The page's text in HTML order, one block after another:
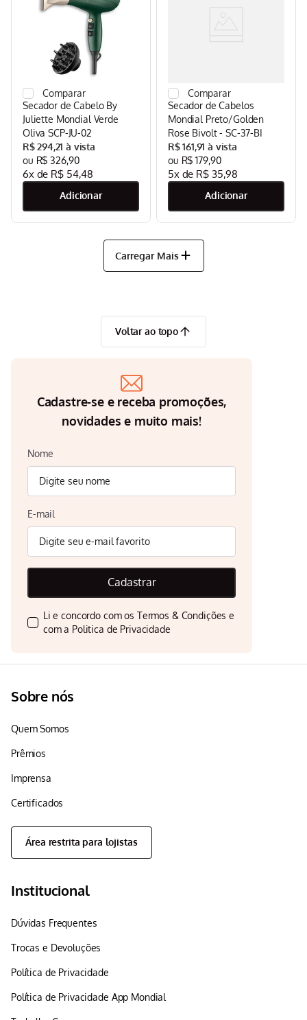
Secador de Cabelo By
Juliette Mondial Verde
Oliva SCP-JU-02
R$ 294,21
R$ 326,90
6x de R$ 54,48
Secador de Cabelos
Mondial Preto/Golden
Rose Bivolt - SC-37-BI
R$ 161,91
R$ 179,90
5x de R$ 35,98
Voltar ao topo
Cadastre-se e receba promoções,
novidades e muito mais!
Nome
E-mail
Cadastrar
Li e concordo com os Termos & Condições e
com a Politica de Privacidade
Sobre nós
Quem Somos
Prêmios
Imprensa
Certificados
Área restrita para lojistas
Institucional
Dúvidas Frequentes
Trocas e Devoluções
Política de Privacidade
Política de Privacidade App Mondial